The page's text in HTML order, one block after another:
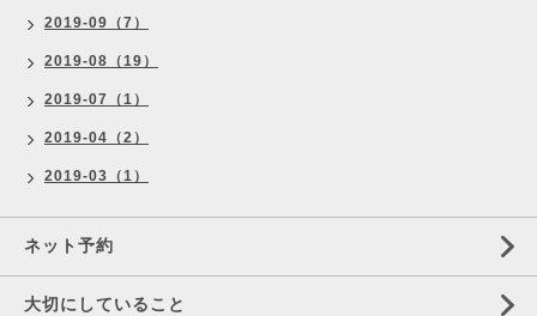
2019-09（7）
2019-08（19）
2019-07（1）
2019-04（2）
2019-03（1）
ネット予約
大切にしていること